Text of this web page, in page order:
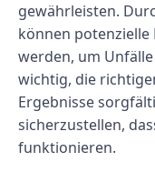
gewährleisten.
können
werden, um
wichtig, die
Ergebnisse
sicherzustellen,
funktionieren.